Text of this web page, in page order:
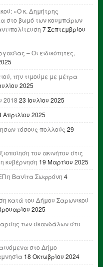
«Ο κ. Δημήτρης
στο βωμό των κουμπάρων
7 Σεπτεμβρίου
– Οι ειδικότητες,
την τιμούμε με μέτρα
2025
2018 23 Ιουλίου 2025
Απριλίου 2025
τόσους πολλούς 29
του ακινήτου στις
κυβέρνηση 19 Μαρτίου 2025
η Βανίτα Σωφρόνη 4
κατά του Δήμου Σαρωνικού
2025
των σκανδάλων στο
στο Δήμο
18 Οκτωβρίου 2024